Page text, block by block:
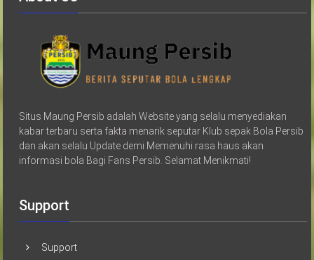
Situs Maung Persib adalah Website yang selalu menyediakan
kabar terbaru serta fakta menarik seputar Klub sepak Bola Persib
dan akan selalu Update demi Memenuhi rasa haus akan
informasi bola Bagi Fans Persib. Selamat Menikmati!
Support
Support